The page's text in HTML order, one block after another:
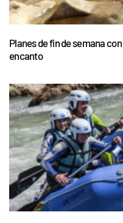
Planes de fin de semana
encanto